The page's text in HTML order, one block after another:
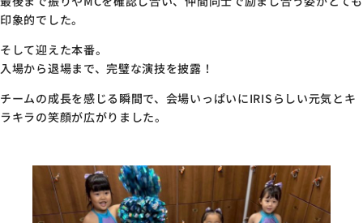
印象的でした。
そして迎えた本番。
入場から退場まで、完璧な演技を披露！
チームの成長を感じる瞬間で、会場いっぱいにIRISらしい元気とキ
ラキラの笑顔が広がりました。